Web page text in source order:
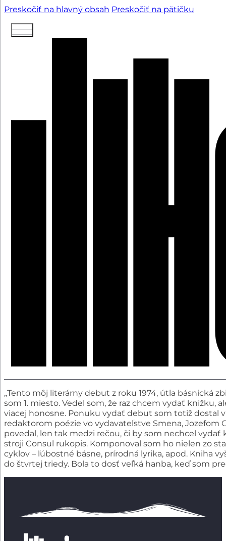
Preskočiť na hlavný obsah Preskočiť na pätičku
„Tento môj literárny debut z roku 1974, útla básnická
som 1. miesto. Vedel som, že raz chcem vydať knižku,
viacej honosne. Ponuku vydať debut som totiž dostal
redaktorom poézie vo vydavateľstve Smena,
povedal, len tak medzi rečou, či by som nechcel
stroji Consul rukopis. Komponoval som ho nielen zo
cyklov – ľúbostné básne, prírodná lyrika, apod. Kniha
do štvrtej triedy. Bola to dosť veľká hanba, keď som